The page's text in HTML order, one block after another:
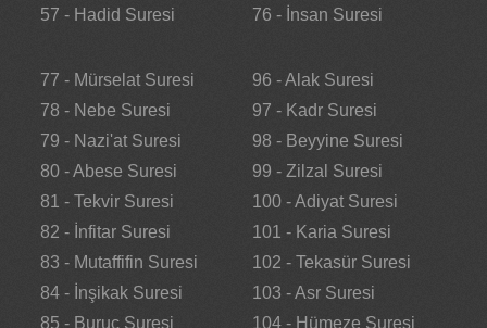
57 - Hadid Suresi
76 - İnsan Suresi
77 - Mürselat Suresi
78 - Nebe Suresi
79 - Nazi'at Suresi
80 - Abese Suresi
81 - Tekvir Suresi
82 - İnfitar Suresi
83 - Mutaffifin Suresi
84 - İnşikak Suresi
85 - Buruc Suresi
96 - Alak Suresi
97 - Kadr Suresi
98 - Beyyine Suresi
99 - Zilzal Suresi
100 - Adiyat Suresi
101 - Karia Suresi
102 - Tekasür Suresi
103 - Asr Suresi
104 - Hümeze Suresi